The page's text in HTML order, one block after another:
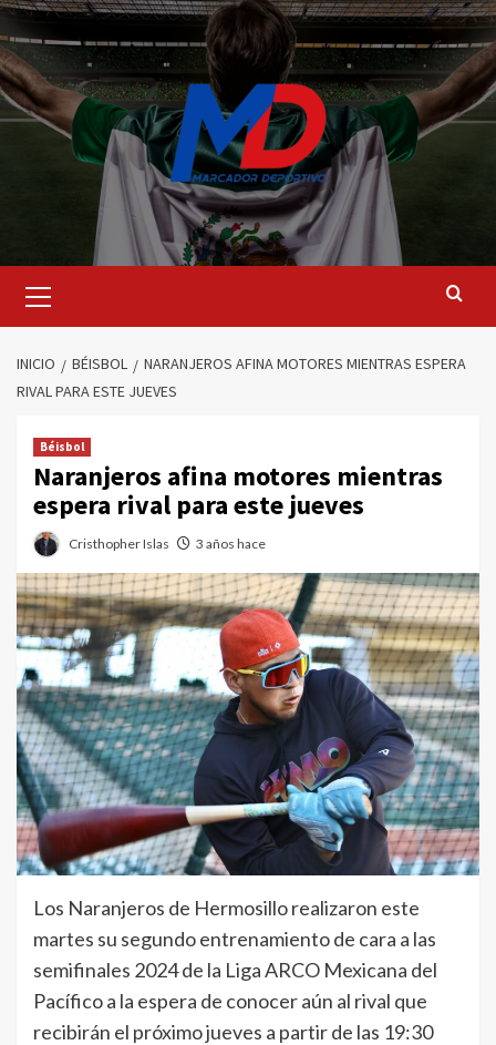
Saltar
al
contenido
principal
INICIO BÉISBOL
NARANJEROS AFINA MOTORES MIENTRAS ESPERA
RIVAL PARA ESTE JUEVES
Béisbol
Naranjeros afina motores mientras
espera rival para este jueves
Cristhopher Islas 3 años hace
Los Naranjeros de Hermosillo realizaron este
martes su segundo entrenamiento de cara a las
semifinales 2024 de la Liga ARCO Mexicana del
Pacífico a la espera de conocer aún al rival que
recibirán el próximo jueves a partir de las 19:30